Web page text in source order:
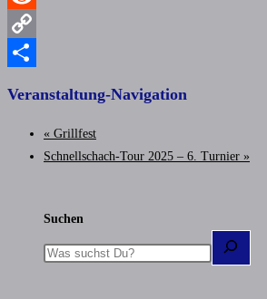
Reddit
Copy
Veranstaltung-Navigation
« Grillfest
Schnellschach-Tour 2025 – 6. Turnier »
Suchen